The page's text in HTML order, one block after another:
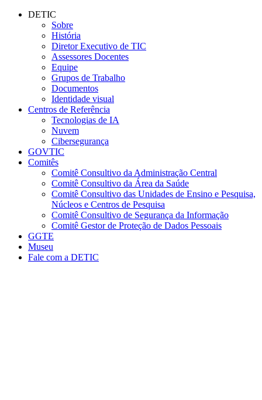
Conteúdo principal
DETIC
Sobre
História
Diretor Executivo de TIC
Assessores Docentes
Equipe
Grupos de Trabalho
Documentos
Identidade visual
Centros de Referência
Tecnologias de IA
Nuvem
Cibersegurança
GOVTIC
Comitês
Comitê Consultivo da Administração Central
Comitê Consultivo da Área da Saúde
Comitê Consultivo das Unidades de Ensino e Pesquisa,
Núcleos e Centros de Pesquisa
Comitê Consultivo de Segurança da Informação
Comitê Gestor de Proteção de Dados Pessoais
GGTE
Museu
Fale com a DETIC